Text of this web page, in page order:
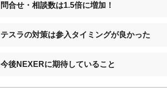
問合せ・相談数は1.5倍に増加！
テスラの対策は参入タイミングが良かった
今後NEXERに期待していること